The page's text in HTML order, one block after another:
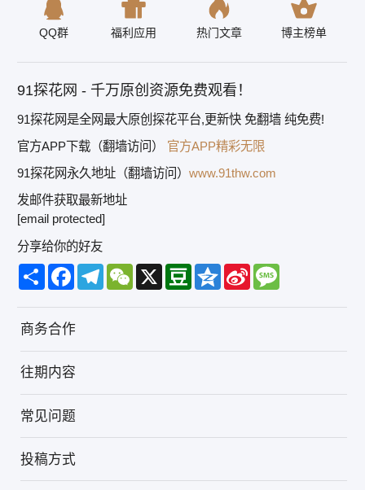
QQ群 福利应用 热门文章 博主榜单
91探花网 - 千万原创资源免费观看！
91探花网是全网最大原创探花平台,更新快 免翻墙 纯免费!
官方APP下载（翻墙访问）
官方APP精彩无限
91探花网永久地址（翻墙访问） www.91thw.com
发邮件获取最新地址
[email protected]
分享给你的好友
Share FacebookTelegramWeChat
X DoubanQzoneSina
Weibo
Message
商务合作
往期内容
常见问题
投稿方式